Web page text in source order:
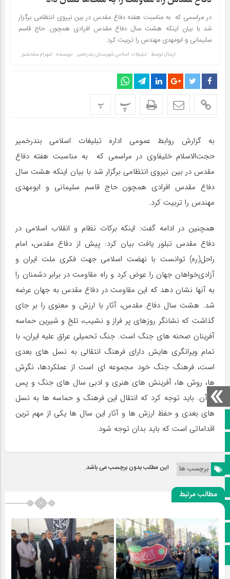
صفحه نخست
کانال ایتا
آپارات
اینستاگرام
پخش زنده
اپلیکیشن بیرق
در مراسمی که به مناسبت هفته دفاع مقدس در بین نیروی انتظامی برگزار
شد با بیان اینکه هشت سال دفاع مقدس افرادی همچون حاج قاسم
سلیمانی و ابومهدی مهندس را تربیت کرد.
ارسال توسط : تبلیغات اسلامی شهرستان بندرخمیر نویسنده : شهرام سلحشور
پ پ
به گزارش روابط عمومی اداره تبلیغات اسلامی بندرخمیر
حجت‌الاسلام خلیفاوی در مراسمی که به مناسبت هفته دفاع
مقدس در بین نیروی انتظامی برگزار شد با بیان اینکه هشت سال
دفاع مقدس افرادی همچون حاج قاسم سلیمانی و ابومهدی
مهندس را تربیت کرد.
همچنین در ادامه گفت: اینکه برکات نظام و انقلاب اسلامی در
دفاع مقدس تبلور یافت بیان کرد: پیش از دفاع مقدس، امام
راحل(ره) توانست با نهضت اسلامی جهت فکری ملت ایران و
آزادی‌خواهان جهان را عوض کرد و راه مقاومت در برابر دشمنان را
به آنها نشان دهد که این مقاومت در دفاع مقدس به جهان عرضه
شد. هشت سال دفاع مقدس، آثار با ارزش و معنوی را بر جای
گذاشت که نشانگر روزهای پر فراز و نشیب، تلخ و شیرین حماسه
آفرینان صحنه های جنگ است. جنگ تحمیلی عراق علیه ایران، با
تمام ویرانگری هایش دارای فرهنگ انتقالی به نسل های بعدی
است، فرهنگ جنگ خود مجموعه ای است از عملکردها، نگرش
ها، روش ها، آفرینش های هنری و ادبی سال های جنگ و پس
از آن. باید توجه کرد که انتقال این فرهنگ و حماسه ها به نسل
های بعدی و حفظ ارزش ها و آثار این سال ها یکی از مهم ترین
اقداماتی است که باید بدان توجه شود.
برچسب ها این مطلب بدون برچسب می باشد.
مطالب مرتبط